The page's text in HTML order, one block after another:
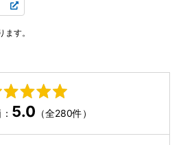
す。
5.0 （全280件）